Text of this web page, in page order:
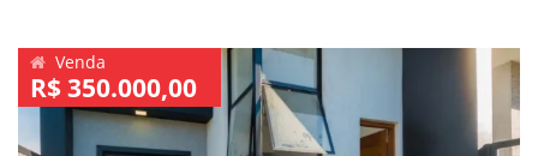
Venda
R$ 350.000,00